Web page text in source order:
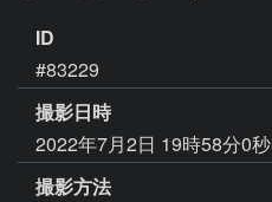
ID
#83229
撮影日時
2022年7月2日 19時58分0秒
撮影方法